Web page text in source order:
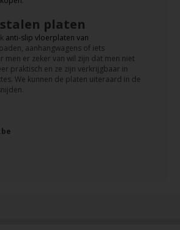
platen
anti-slip vloerplaten van
aanhangwagens of iets
men er zeker van wil zijn dat men niet
praktisch en ze zijn verkrijgbaar in
We kunnen de platen uiteraard in de